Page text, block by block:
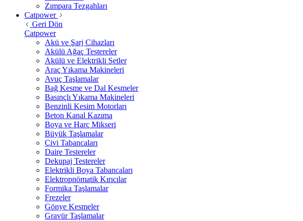
Zımpara Tezgahları
Catpower
Geri Dön
Catpower
Akü ve Şarj Cihazları
Akülü Ağaç Testereler
Akülü ve Elektrikli Setler
Araç Yıkama Makineleri
Avuç Taşlamalar
Bağ Kesme ve Dal Kesmeler
Basınçlı Yıkama Makineleri
Benzinli Kesim Motorları
Beton Kanal Kazıma
Boya ve Harç Mikseri
Büyük Taşlamalar
Çivi Tabancaları
Daire Testereler
Dekupaj Testereler
Elektrikli Boya Tabancaları
Elektropnömatik Kırıcılar
Formika Taşlamalar
Frezeler
Gönye Kesmeler
Gravür Taşlamalar